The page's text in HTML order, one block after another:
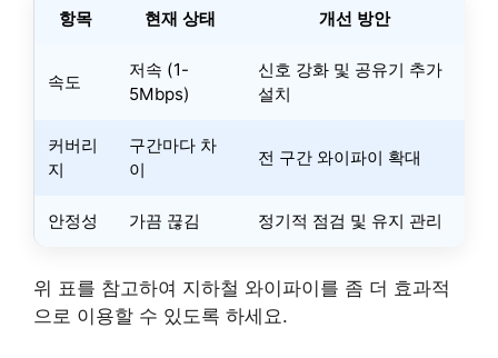
항목 현재 상태 개선 방안
속도
저속 (1-
5Mbps)
신호 강화 및 공유기 추가
설치
커버리
지
구간마다 차
이
전 구간 와이파이 확대
안정성 가끔 끊김 정기적 점검 및 유지 관리
위 표를 참고하여 지하철 와이파이를 좀 더 효과적
으로 이용할 수 있도록 하세요.